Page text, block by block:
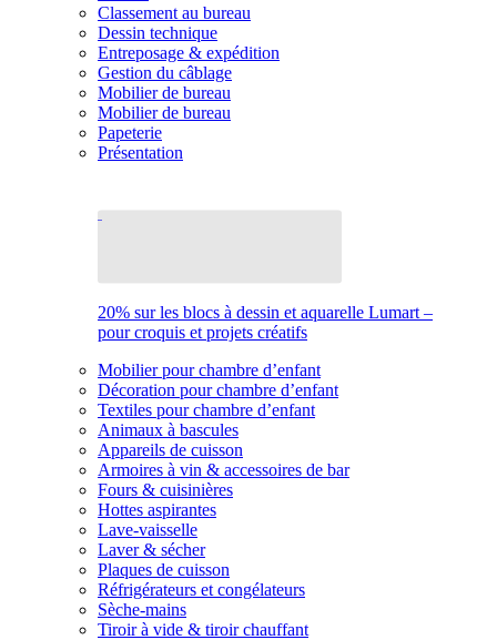
Classement au bureau
Dessin technique
Entreposage & expédition
Gestion du câblage
Mobilier de bureau
Mobilier de bureau
Papeterie
Présentation
20% sur les blocs à dessin et aquarelle Lumart –
pour croquis et projets créatifs
Mobilier pour chambre d’enfant
Décoration pour chambre d’enfant
Textiles pour chambre d’enfant
Animaux à bascules
Appareils de cuisson
Armoires à vin & accessoires de bar
Fours & cuisinières
Hottes aspirantes
Lave-vaisselle
Laver & sécher
Plaques de cuisson
Réfrigérateurs et congélateurs
Sèche-mains
Tiroir à vide & tiroir chauffant